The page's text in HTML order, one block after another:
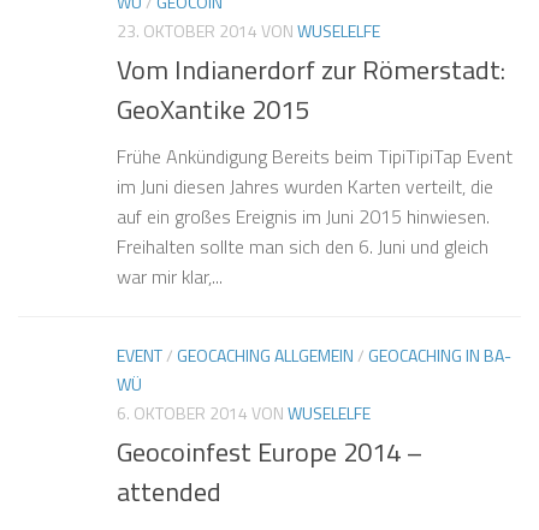
23. OKTOBER 2014VONWUSELELFE
Vom Indianerdorf zur Römerstadt:
GeoXantike 2015
Frühe Ankündigung Bereits beim TipiTipiTap Event
im Juni diesen Jahres wurden Karten verteilt, die
auf ein großes Ereignis im Juni 2015 hinwiesen.
Freihalten sollte man sich den 6. Juni und gleich
war mir klar,...
EVENT/ GEOCACHING ALLGEMEIN/ GEOCACHING IN BA-
WÜ
6. OKTOBER 2014VONWUSELELFE
Geocoinfest Europe 2014 –
attended